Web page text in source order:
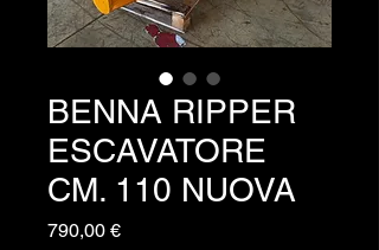
BENNA RIPPER
ESCAVATORE
CM. 110 NUOVA
790,00 €Prezzo